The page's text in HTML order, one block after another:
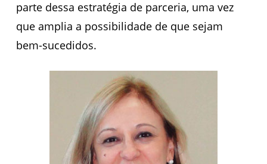
parte dessa estratégia de parceria, uma vez
que amplia a possibilidade de que sejam
bem-sucedidos.